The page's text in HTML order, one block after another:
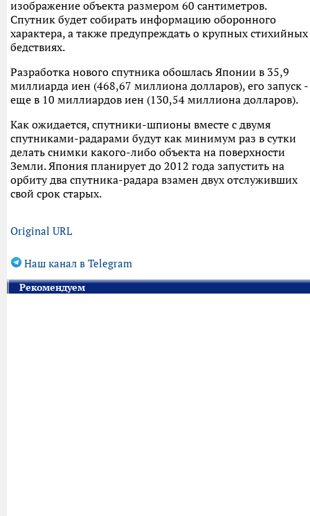
изображение объекта размером 60 сантиметров.
Спутник будет собирать информацию оборонного
характера, а также предупреждать о крупных стихийных
бедствиях.
Разработка нового спутника обошлась Японии в 35,9
миллиарда иен (468,67 миллиона долларов), его запуск -
еще в 10 миллиардов иен (130,54 миллиона долларов).
Как ожидается, спутники-шпионы вместе с двумя
спутниками-радарами будут как минимум раз в сутки
делать снимки какого-либо объекта на поверхности
Земли. Япония планирует до 2012 года запустить на
орбиту два спутника-радара взамен двух отслуживших
свой срок старых.
Original URL
Наш канал в Telegram
Рекомендуем